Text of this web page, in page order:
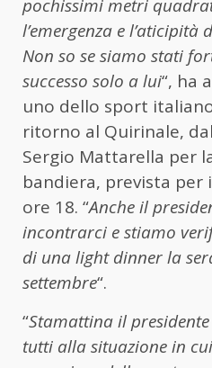
pochissimi metri
l’emergenza e l’aticipità
Non so se siamo stati
successo solo a lui“, ha
uno dello sport
ritorno al Quirinale,
Sergio Mattarella per
bandiera, prevista per
ore 18. “Anche il
incontrarci e stiamo
di una light dinner la
settembre“.
“Stamattina il
tutti alla situazione in